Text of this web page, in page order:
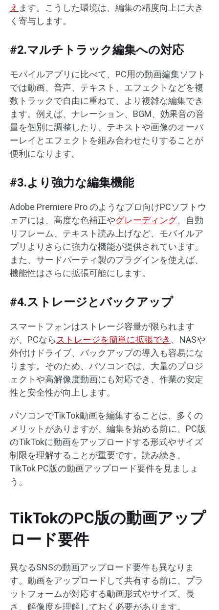
え ます。こうした環境は、編集の精度向上に大き
く寄与します。
#2.マルチトラック編集への対応
モバイルアプリに比べて、PC用の動画編集ソフト
では動画、音声、テキスト、エフェクトなどを複
数トラックで自由に重ねて、より複雑な編集でき
ます。例えば、ナレーション、BGM、効果音の音
量を個別に調整したり、テキストや画像のオーバ
ーレイとエフェクトを組み合わせたりすることが
便利になります。
#3.より強力な編集機能
Adobe Premiere Pro のようなプロ向けPCソフトウ
ェアには、高度な色補正やグレーディング、自動
リフレーム、テキスト読み上げなど、モバイルア
プリよりさらに強力な機能が提供されています。
また、サードパーティ製のプラグインを使えば、
機能性はさらに拡張可能にします。
#4.ストレージとバックアップ
スマートフォンはストレージ容量が限られます
が、PCなら ストレージを簡単に拡張でき 、NASや
外付けドライブ、バックアップの導入も容易にな
ります。そのため、パソコンでは、大量のプロジ
ェクトや高解像度動画にも対応でき、作業の安定
性と安全性が向上します。
パソコンでTikTok動画を編集することは、多くの
メリットがありますが、編集を始める前に、PC版
のTikTokに動画をアップロードする形式やサイズ
制限を理解することが重要です。読み続き、
TikTok PC版の動画アップロード要件を見ましょ
う。
TikTokのPC版の動画アップ
ロード要件
異なるSNSの動画アップロード要件も異なりま
す。動画をアップロードして共有する前に、プラ
ットフォームが対応する動画形式やサイズ、長
さ、解像度を理解しておく必要があります。